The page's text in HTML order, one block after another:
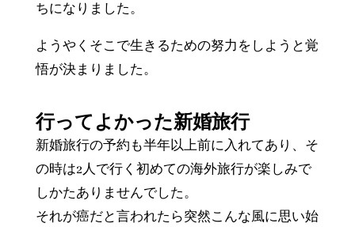
ちになりました。
ようやくそこで生きるための努力をしようと覚
悟が決まりました。
行ってよかった新婚旅行
新婚旅行の予約も半年以上前に入れてあり、そ
の時は2人で行く初めての海外旅行が楽しみで
しかたありませんでした。
それが癌だと言われたら突然こんな風に思い始